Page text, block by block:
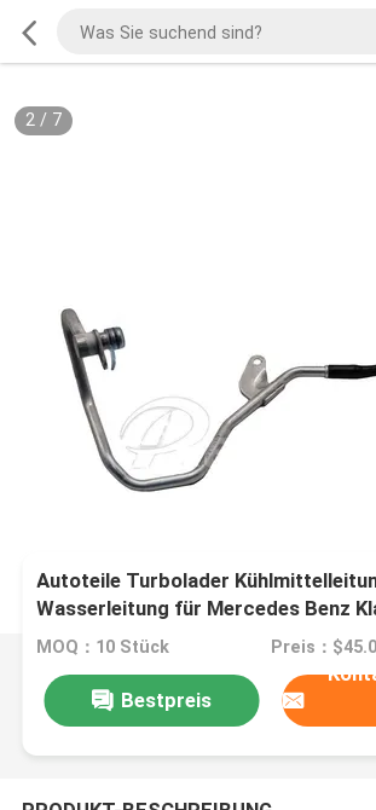
2/ 7
Autoteile Turbolader
Wasserleitung für Mercedes Benz
OEM:2782000200 A2782000200
MOQ：10 Stück
Bestpreis